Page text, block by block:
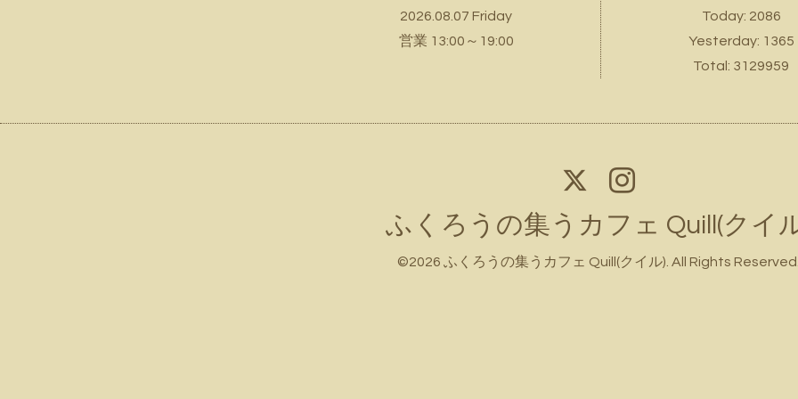
2026.08.07 Friday
営業 13:00～19:00
Today: 2086
Yesterday: 1365
Total: 3129959
ふくろうの集うカフェ Quill(クイ
©2026 ふくろうの集うカフェ Quill(クイル) . All Rights